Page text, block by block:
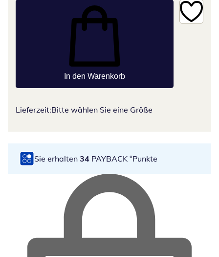
In den Warenkorb
Lieferzeit:Bitte wählen Sie eine Größe
Sie erhalten 34 PAYBACK °Punkte